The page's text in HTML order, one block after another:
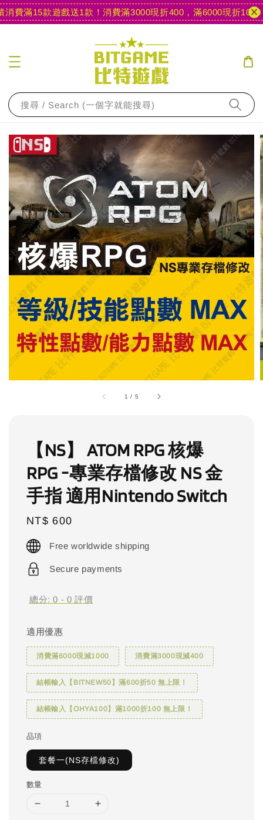
費滿15款遊戲送1款！ 消費滿3000現折400，滿6000現折1000
搜尋 / Search (一個字就能搜尋)
1 / 5
【NS】 ATOM RPG 核爆
RPG -專業存檔修改 NS 金
手指 適用Nintendo Switch
Regular
price
NT$ 600
Free worldwide shipping
Secure payments
總分:0 - 0 評價
適用優惠
消費滿6000現減1000 消費滿3000現減400
結帳輸入【BITNEW50】滿600折50 無上限！
結帳輸入【OHYA100】滿1000折100 無上限！
品項
套餐一(NS存檔修改)
數量